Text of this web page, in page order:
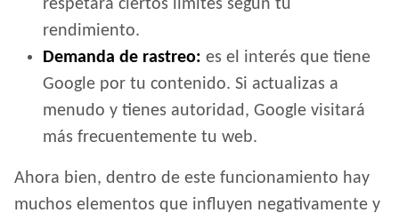
respetará ciertos límites según tu
rendimiento.
Demanda de rastreo: es el interés que tiene
Google por tu contenido. Si actualizas a
menudo y tienes autoridad, Google visitará
más frecuentemente tu web.
Ahora bien, dentro de este funcionamiento hay
muchos elementos que influyen negativamente y